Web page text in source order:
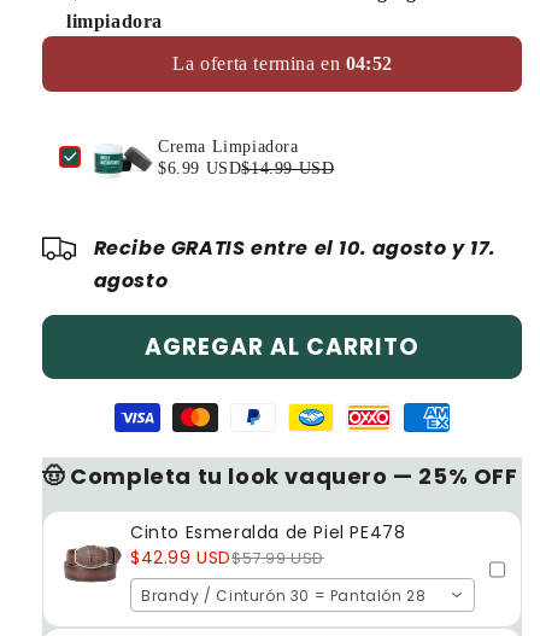
limpiadora
La oferta termina en 04:48
Crema Limpiadora
$6.99 USD$14.99 USD
Recibe GRATIS entre el 10. agosto y 17.
agosto
AGREGAR AL CARRITO
🤠 Completa tu look vaquero — 25% OFF
Cinto Esmeralda de Piel PE478
$42.99 USD$57.99 USD
Brandy / Cinturón 30 = Pantalón 28